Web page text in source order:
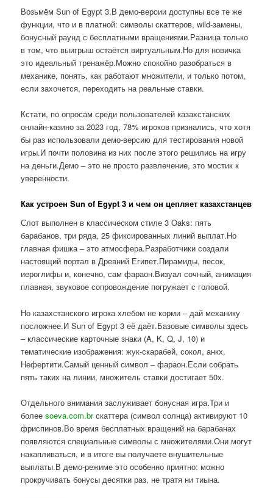
Возьмём Sun of Egypt 3.В демо-версии доступны все те же
функции, что и в платной: символы скаттеров, wild-замены,
бонусный раунд с бесплатными вращениями.Разница только
в том, что выигрыш остаётся виртуальным.Но для новичка
это идеальный тренажёр.Можно спокойно разобраться в
механике, понять, как работают множители, и только потом,
если захочется, переходить на реальные ставки.
Кстати, по опросам среди пользователей казахстанских
онлайн-казино за 2023 год, 78% игроков признались, что хотя
бы раз использовали демо-версию для тестирования новой
игры.И почти половина из них после этого решились на игру
на деньги.Демо – это не просто развлечение, это мостик к
уверенности.
Как устроен Sun of Egypt 3 и чем он цепляет казахстанцев
Слот выполнен в классическом стиле 3 Oaks: пять
барабанов, три ряда, 25 фиксированных линий выплат.Но
главная фишка – это атмосфера.Разработчики создали
настоящий портал в Древний Египет.Пирамиды, песок,
иероглифы и, конечно, сам фараон.Визуал сочный, анимация
плавная, звуковое сопровождение погружает с головой.
Но казахстанского игрока хлебом не корми – дай механику
посложнее.И Sun of Egypt 3 её даёт.Базовые символы здесь
– классические карточные знаки (A, K, Q, J, 10) и
тематические изображения: жук-скарабей, сокол, анкх,
Нефертити.Самый ценный символ – фараон.Если собрать
пять таких на линии, множитель ставки достигает 50x.
Отдельного внимания заслуживает бонусная игра.Три и
болееsoeva.com.brскаттера (символ солнца) активируют 10
фриспинов.Во время бесплатных вращений на барабанах
появляются специальные символы с множителями.Они могут
накапливаться, и в итоге вы получаете внушительные
выплаты.В демо-режиме это особенно приятно: можно
прокручивать бонусы десятки раз, не тратя ни тиына.